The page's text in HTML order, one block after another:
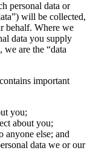
personal data or
will be collected,
behalf. Where we
data you supply
we are the “data
important
you;
about you;
anyone else; and
data we or our